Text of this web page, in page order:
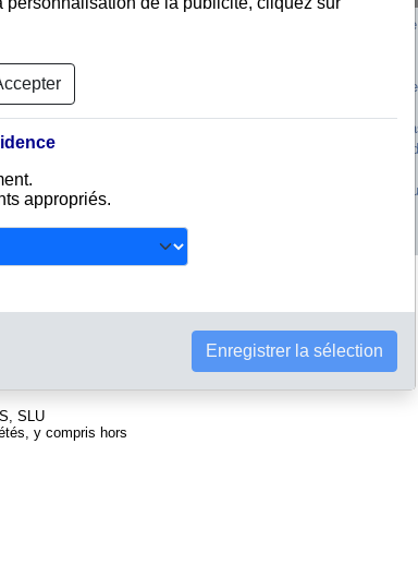
vous propose une
des données légales
et enquêtes
SLU
y compris hors
Belgique
Espagne
Pays-
Afrique
Corée
appropriés.
Enregistrer la sélection